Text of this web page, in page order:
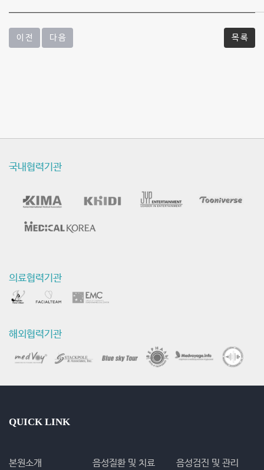
이 전 다 음 목 록
국내협력기관
의료협력기관
해외협력기관
QUICK LINK
본원소개 음성질환 및 치료 음성검진 및 관리